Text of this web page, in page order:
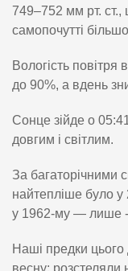
749–752 мм рт. ст.,
самопочутті
Вологість
до 90%, а вдень
Сонце зійде о
довгим і світлим.
За багаторічними
найтепліше було
у 1962-му — лише -
Наші предки цього
весну: розстеляли